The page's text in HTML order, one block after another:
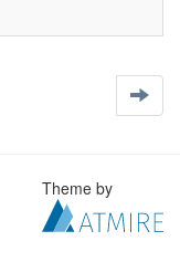
Theme by